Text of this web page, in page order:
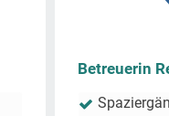
Betreuerin